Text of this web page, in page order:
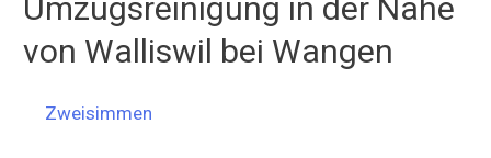
Umzugsreinigung in der Nähe
von Walliswil bei Wangen
Zweisimmen